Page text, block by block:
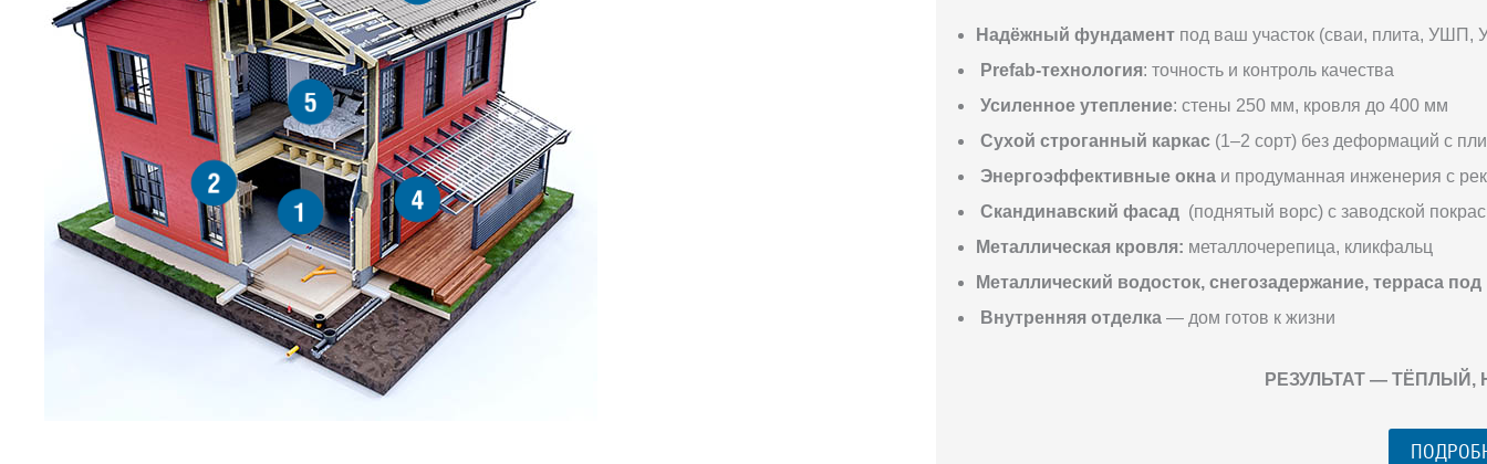
1
2
4
5
Надёжный фундамент под ваш участок (сваи, плита, УШП,
Prefab-технология: точность и контроль качества
Усиленное утепление: стены 250 мм, кровля до 400 мм
Сухой строганный каркас (1–2 сорт) без деформаций с
Энергоэффективные окна и продуманная инженерия с
Скандинавский фасад (поднятый ворс) с заводской
Металлическая кровля: металлочерепица, кликфальц
Металлический водосток, снегозадержание, терраса
Внутренняя отделка — дом готов к жизни
РЕЗУЛЬТАТ —